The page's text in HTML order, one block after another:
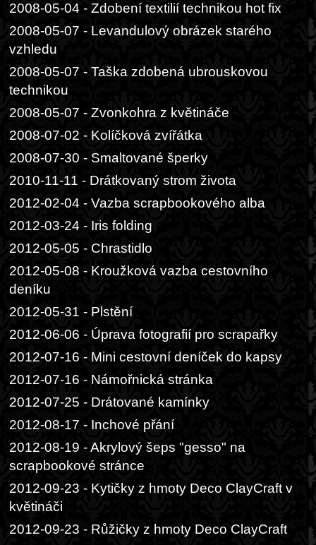
2008-05-04 - Zdobení textilií technikou hot fix
2008-05-07 - Levandulový obrázek starého
vzhledu
2008-05-07 - Taška zdobená ubrouskovou
technikou
2008-05-07 - Zvonkohra z květináče
2008-07-02 - Kolíčková zvířátka
2008-07-30 - Smaltované šperky
2010-11-11 - Drátkovaný strom života
2012-02-04 - Vazba scrapbookového alba
2012-03-24 - Iris folding
2012-05-05 - Chrastidlo
2012-05-08 - Kroužková vazba cestovního
deníku
2012-05-31 - Plstění
2012-06-06 - Úprava fotografií pro scrapařky
2012-07-16 - Mini cestovní deníček do kapsy
2012-07-16 - Námořnická stránka
2012-07-25 - Drátované kamínky
2012-08-17 - Inchové přání
2012-08-19 - Akrylový šeps "gesso" na
scrapbookové stránce
2012-09-23 - Kytičky z hmoty Deco ClayCraft v
květináči
2012-09-23 - Růžičky z hmoty Deco ClayCraft